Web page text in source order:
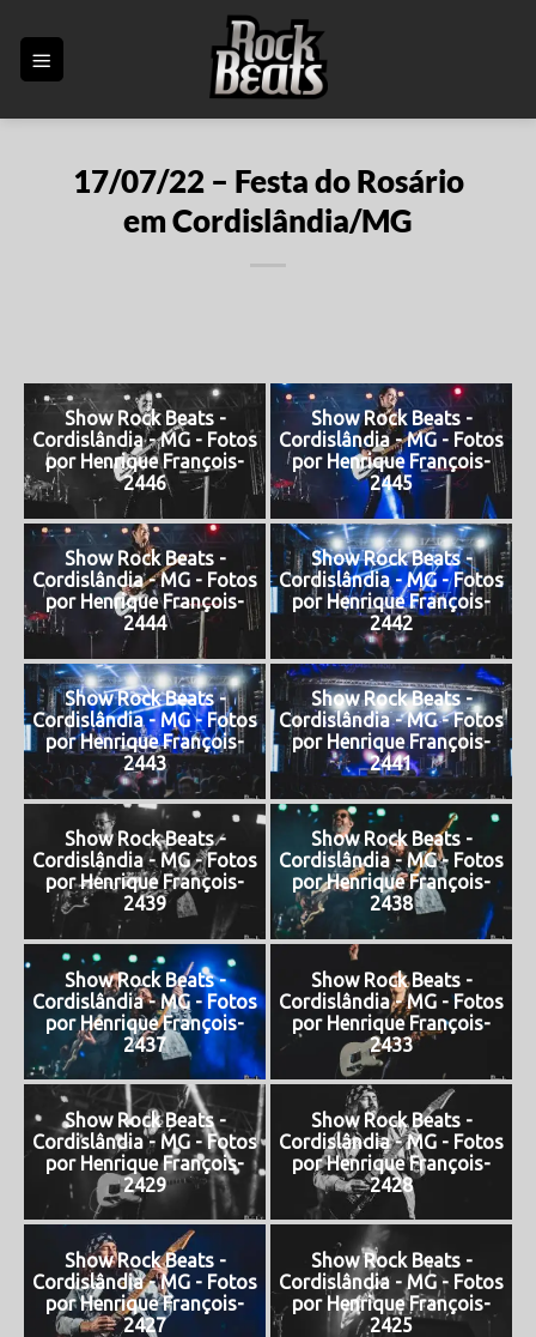
content
17/07/22 – Festa do Rosário
em Cordislândia/MG
Show Rock Beats -
Cordislândia - MG - Fotos
por Henrique François-
2446
Show Rock Beats -
Cordislândia - MG - Fotos
por Henrique François-
2445
Show Rock Beats -
Cordislândia - MG - Fotos
por Henrique François-
2444
Show Rock Beats -
Cordislândia - MG - Fotos
por Henrique François-
2442
Show Rock Beats -
Cordislândia - MG - Fotos
por Henrique François-
2443
Show Rock Beats -
Cordislândia - MG - Fotos
por Henrique François-
2441
Show Rock Beats -
Cordislândia - MG - Fotos
por Henrique François-
2439
Show Rock Beats -
Cordislândia - MG - Fotos
por Henrique François-
2438
Show Rock Beats -
Cordislândia - MG - Fotos
por Henrique François-
2437
Show Rock Beats -
Cordislândia - MG - Fotos
por Henrique François-
2433
Show Rock Beats -
Cordislândia - MG - Fotos
por Henrique François-
2429
Show Rock Beats -
Cordislândia - MG - Fotos
por Henrique François-
2428
Show Rock Beats -
Cordislândia - MG - Fotos
por Henrique François-
2427
Show Rock Beats -
Cordislândia - MG - Fotos
por Henrique François-
2425